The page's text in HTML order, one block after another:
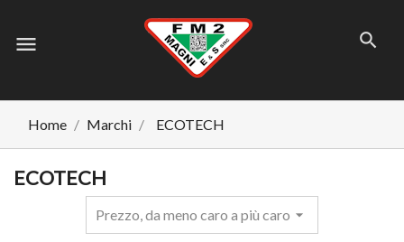
menu
Home Marchi ECOTECH
ECOTECH
Prezzo, da meno caro a più caro arrow_drop_down